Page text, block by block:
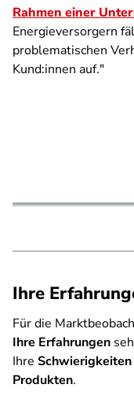
Rahmen einer
Energieversorgern
problematischen
Kund:innen auf."
Ihre
Für die
Ihre Erfahrungen
Ihre
Produkten.